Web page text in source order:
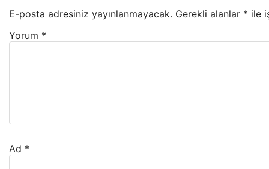
E-posta adresiniz yayınlanmayacak. Gerekli alanlar * ile
Yorum *
Ad *